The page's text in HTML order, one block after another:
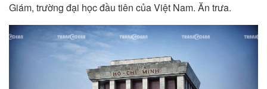
Giám, trường đại học đầu tiên của Việt Nam. Ăn trưa.